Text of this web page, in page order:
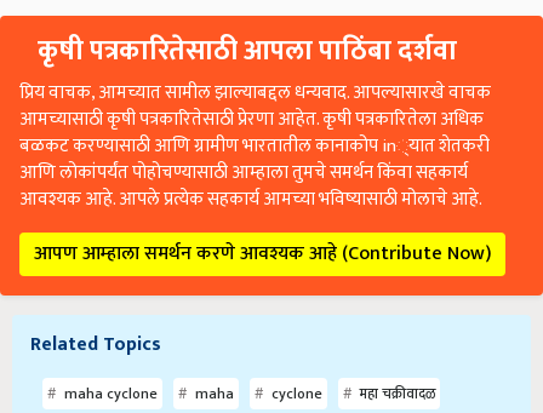
कृषी पत्रकारितेसाठी आपला पाठिंबा दर्शवा
प्रिय वाचक, आमच्यात सामील झाल्याबद्दल धन्यवाद. आपल्यासारखे वाचक
आमच्यासाठी कृषी पत्रकारितेसाठी प्रेरणा आहेत. कृषी पत्रकारितेला अधिक
बळकट करण्यासाठी आणि ग्रामीण भारतातील कानाकोप in्यात शेतकरी
आणि लोकांपर्यंत पोहोचण्यासाठी आम्हाला तुमचे समर्थन किंवा सहकार्य
आवश्यक आहे. आपले प्रत्येक सहकार्य आमच्या भविष्यासाठी मोलाचे आहे.
आपण आम्हाला समर्थन करणे आवश्यक आहे (Contribute Now)
Related Topics
maha cyclone maha cyclone
महा चक्रीवादळ